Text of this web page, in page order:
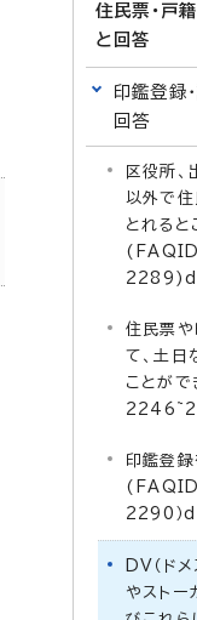
住民票・戸
と回答
印鑑登録
回答
区役所、
以外で
とれると
2289)d
住民票や
て、土日
ことが
印鑑登録
2290）d
DV（ドメ
やストー